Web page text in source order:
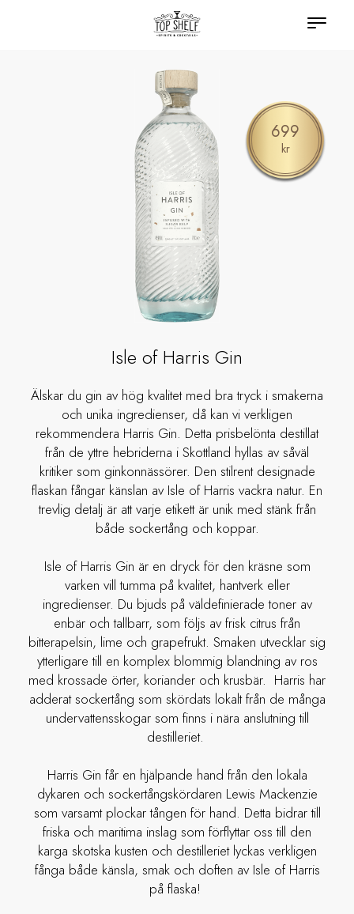
699
kr
Isle of Harris Gin
Älskar du gin av hög kvalitet med bra tryck i smakerna
och unika ingredienser, då kan vi verkligen
rekommendera Harris Gin. Detta prisbelönta destillat
från de yttre hebriderna i Skottland hyllas av såväl
kritiker som ginkonnässörer. Den stilrent designade
flaskan fångar känslan av Isle of Harris vackra natur. En
trevlig detalj är att varje etikett är unik med stänk från
både sockertång och koppar.
Isle of Harris Gin är en dryck för den kräsne som
varken vill tumma på kvalitet, hantverk eller
ingredienser. Du bjuds på väldefinierade toner av
enbär och tallbarr, som följs av frisk citrus från
bitterapelsin, lime och grapefrukt. Smaken utvecklar sig
ytterligare till en komplex blommig blandning av ros
med krossade örter, koriander och krusbär. Harris har
adderat sockertång som skördats lokalt från de många
undervattensskogar som finns i nära anslutning till
destilleriet.
Harris Gin får en hjälpande hand från den lokala
dykaren och sockertångskördaren Lewis Mackenzie
som varsamt plockar tången för hand. Detta bidrar till
friska och maritima inslag som förflyttar oss till den
karga skotska kusten och destilleriet lyckas verkligen
fånga både känsla, smak och doften av Isle of Harris
på flaska!